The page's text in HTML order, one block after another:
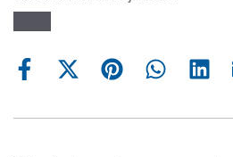
Share
Share
(Twitter)
Share Share Share